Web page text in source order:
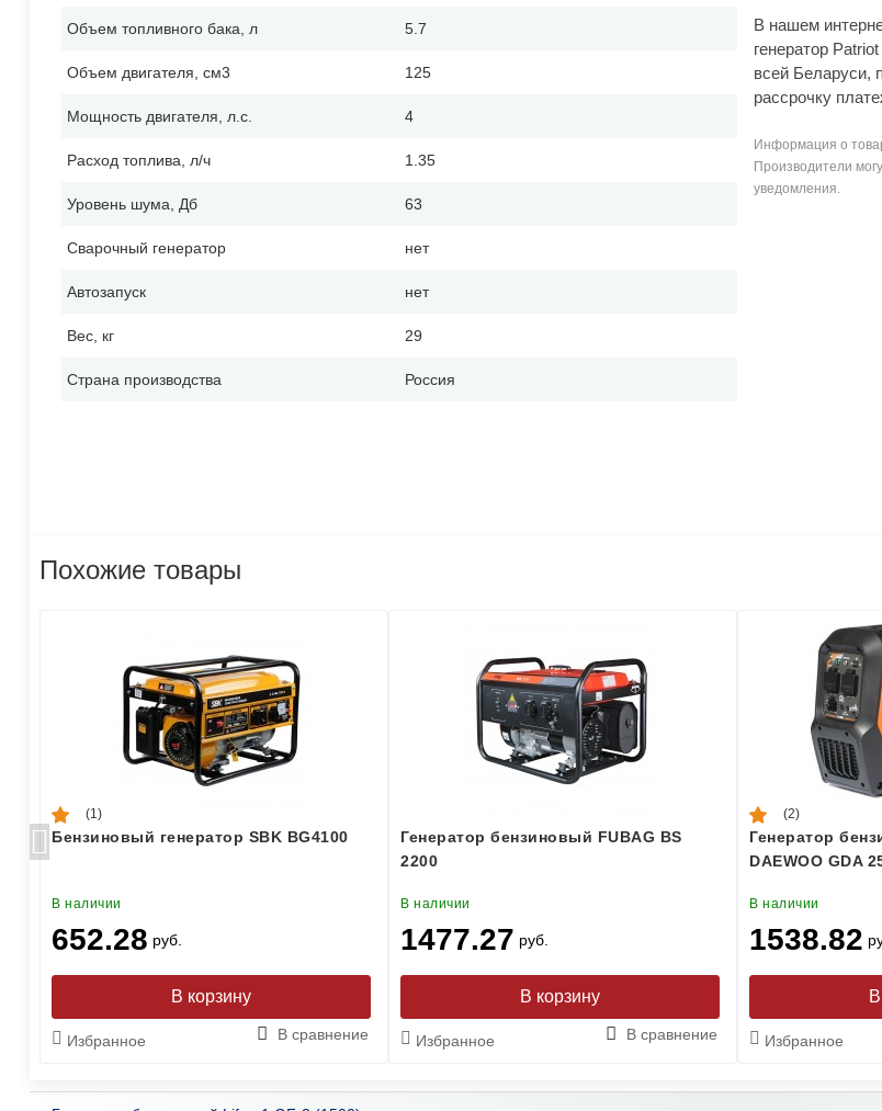
Объем топливного бака, л 5.7
Объем двигателя, см3 125
Мощность двигателя, л.с. 4
Расход топлива, л/ч 1.35
Уровень шума, Дб 63
Сварочный генератор нет
Автозапуск нет
Вес, кг 29
Страна производства Россия
В нашем
генератор
всей Беларуси,
рассрочку
Информация о
Производители
уведомления.
Похожие товары
Бензиновый генератор SBK BG4100
(1)
В наличии
652.28 руб.
Избранное В сравнение
Генератор бензиновый FUBAG BS
2200
В наличии
1477.27 руб.
Избранное В сравнение
Генератор
DAEWOO GDA
(2)
В наличии
1538.82
Избранное